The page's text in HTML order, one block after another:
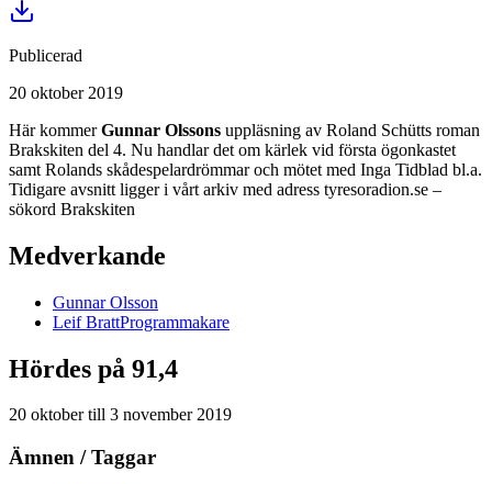
Publicerad
20 oktober 2019
Här kommerGunnar Olssons uppläsning av Roland Schütts roman
Brakskiten del 4. Nu handlar det om kärlek vid första ögonkastet
samt Rolands skådespelardrömmar och mötet med Inga Tidblad bl.a.
Tidigare avsnitt ligger i vårt arkiv med adress tyresoradion.se –
sökord Brakskiten
Medverkande
Gunnar Olsson
Leif BrattProgrammakare
Hördes på 91,4
20 oktobertill 3 november 2019
Ämnen / Taggar